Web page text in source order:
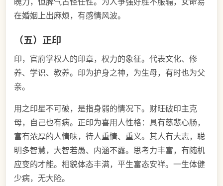
在婚姻上出麻烦，有感情风波。
（五）正印
印，官府掌权人的印章，权力的象征。代表文化、修
养、学识、教养。印为护身之神，为生母，有时也为父
亲。
用之印星不可破，是指身弱的情况下。财旺破印主克
母，自己也有病。正印为喜用人性格：具有慈悲心肠，
富有浓厚的人情味，待人重情、重义。其人有大志，聪
明多智慧，大智若愚、内涵不露。思考力丰富，有随机
应变的才能。相貌体态丰满，平生富态安祥。一生体健
少病，无大险。